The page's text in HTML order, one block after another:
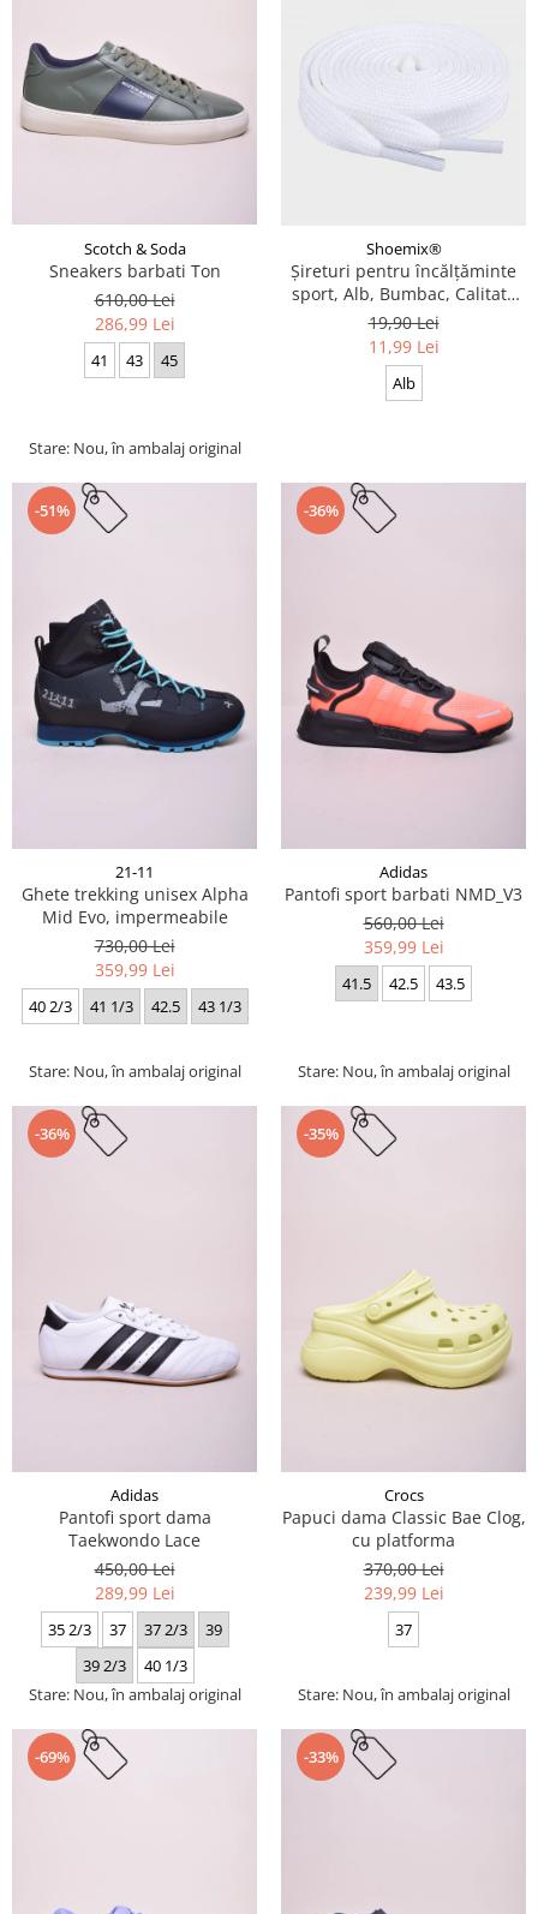
Scotch & Soda
Sneakers barbati Ton
610,00 Lei
286,99 Lei
41 43 45
Stare: Nou, în ambalaj original
Shoemix®
Șireturi pentru încălțăminte
sport, Alb, Bumbac, Calitate
premium, 100 cm x 0.8 cm
19,90 Lei
11,99 Lei
Alb
-51%
21-11
Ghete trekking unisex Alpha
Mid Evo, impermeabile
730,00 Lei
359,99 Lei
40 2/3 41 1/3 42.5 43 1/3
Stare: Nou, în ambalaj original
-36%
Adidas
Pantofi sport barbati NMD_V3
560,00 Lei
359,99 Lei
41.5 42.5 43.5
Stare: Nou, în ambalaj original
-36%
Adidas
Pantofi sport dama
Taekwondo Lace
450,00 Lei
289,99 Lei
35 2/3 37 37 2/3
39
39 2/3
40 1/3
Stare: Nou, în ambalaj original
-35%
Crocs
Papuci dama Classic Bae Clog,
cu platforma
370,00 Lei
239,99 Lei
37
Stare: Nou, în ambalaj original
-69% -33%